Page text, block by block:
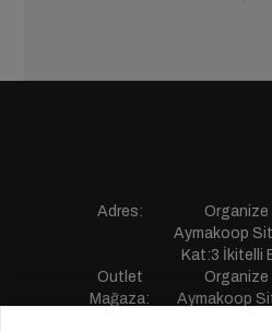
Adres:
Organize
Aymakoop
Kat:3 İkitelli
Outlet
Mağaza:
Organize
Aymakoop